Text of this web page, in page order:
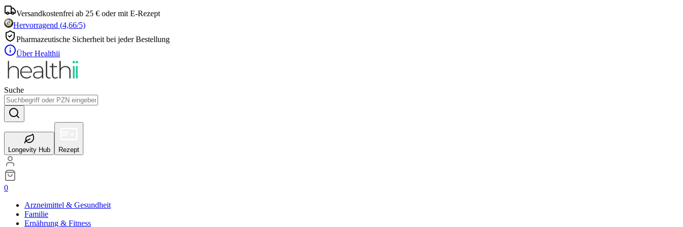
Versandkostenfrei ab 25 € oder mit E-Rezept
Hervorragend (4,66/5)
Pharmazeutische Sicherheit bei jeder Bestellung
Über Healthii
Suche
Longevity Hub Rezept
0
Arzneimittel & Gesundheit
Familie
Ernährung & Fitness